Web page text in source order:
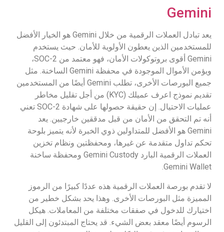
Gemini
يعد تبادل العملات الرقمية من خلال Gemini هو الخيار الأفضل
للمستخدمين الذين يعطون الأولوية للأمان. حيث يستخدم
Gemini أقوى بروتوكولات الأمان، فهو معتمد من SOC-2،
ويؤمن الأموال الموجودة في محفظة Gemini الساخنة. مثل
جميع البورصات الأخرى، تطلب Gemini أيضًا من المستخدمين
تقديم نموذج اعرف عميلك (KYC) من أجل تقليل مخاطر
عمليات الاحتيال. إن حقيقة حصولها على شهادة SOC-2 تعني
أنه تم التحقق من الأمان من قبل مدققين خارجيين. يعد
Gemini هو الأفضل للمتداولين ذوي الخبرة لأنه يتميز بلوحة
تحكم تداول متقدمة عن غيرها، ومحفظتين ونظام تخزين
العملات الرقمية البارد Gemini Custody ومحفظة ساخنة
Gemini Wallet.
لا تقدم بورصة العملات الرقمية هذه عددًا كبيرًا من الرموز
المميزة مثل البورصات الأخرى. وهذا يحد بشكل خطير من
اختيارك للدخول في صفقات مختلفة من المعاملات. هيكل
الرسوم أيضًا معقد بعض الشيء. قد يحتاج المبتدئون إلى القليل